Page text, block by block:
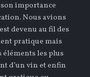
importance
Nous avions
devenu au fil des
pratique mais
éléments les plus
d’un vin et enfin